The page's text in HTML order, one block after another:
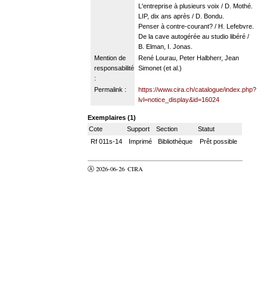
L'entreprise à plusieurs voix / D. Mothé.
LIP, dix ans après / D. Bondu.
Penser à contre-courant? / H. Lefebvre.
De la cave autogérée au studio libéré /
B. Elman, I. Jonas.
Mention de
responsabilité
:
René Lourau, Peter Halbherr, Jean
Simonet (et al.)
Permalink :
https://www.cira.ch/catalogue/index.php?
lvl=notice_display&id=16024
Exemplaires (1)
Cote
Support Section
Statut
Rf 011s-14
Imprimé Bibliothèque Prêt possible
Ⓐ 2026-06-26 CIRA